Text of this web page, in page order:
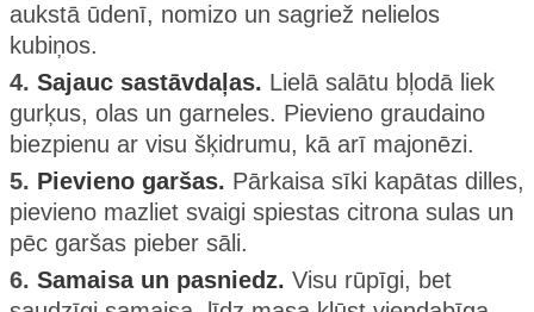
aukstā ūdenī, nomizo un sagriež nelielos
kubiņos.
4. Sajauc sastāvdaļas. Lielā salātu bļodā liek
gurķus, olas un garneles. Pievieno graudaino
biezpienu ar visu šķidrumu, kā arī majonēzi.
5. Pievieno garšas. Pārkaisa sīki kapātas dilles,
pievieno mazliet svaigi spiestas citrona sulas un
pēc garšas pieber sāli.
6. Samaisa un pasniedz. Visu rūpīgi, bet